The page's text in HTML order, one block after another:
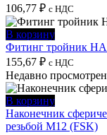
106,77 ₽ с НДС
В корзину
Фитинг тройник
155,67 ₽ с НДС
Недавно
В корзину
Наконечник
резьбой M12 (FSK)